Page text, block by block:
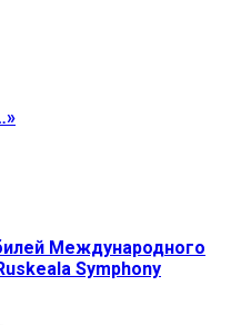
Международного
Symphony